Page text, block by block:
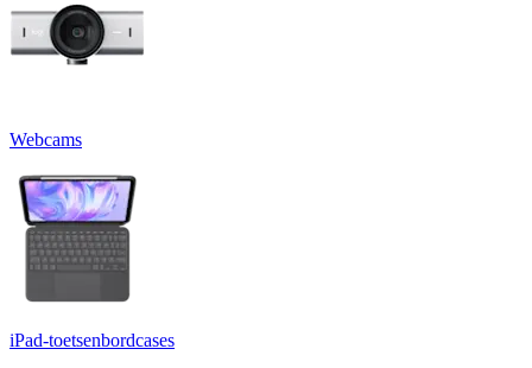
Webcams
iPad-toetsenbordcases